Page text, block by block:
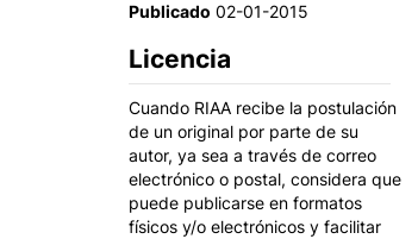
Publicado 02-01-2015
Licencia
Cuando RIAA recibe la postulación
de un original por parte de su
autor, ya sea a través de correo
electrónico o postal, considera que
puede publicarse en formatos
físicos y/o electrónicos y facilitar